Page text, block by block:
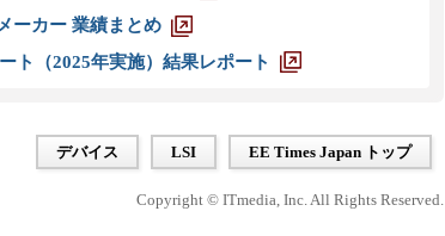
ーカー 業績まとめ
ト（2025年実施）結果レポート
デバイス LSI EE Times Japan トップ
Copyright © ITmedia, Inc. All Rights Reserved.